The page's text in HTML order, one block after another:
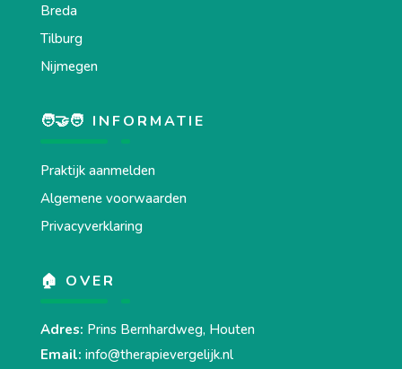
Breda
Tilburg
Nijmegen
🧑‍🤝‍🧑 INFORMATIE
Praktijk aanmelden
Algemene voorwaarden
Privacyverklaring
🏠 OVER
Adres: Prins Bernhardweg, Houten
Email: info@therapievergelijk.nl